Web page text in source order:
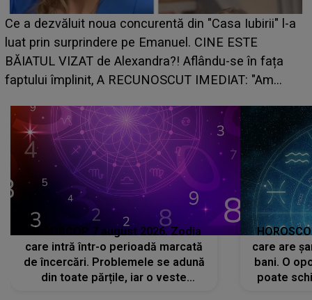
l-a
HOROSCOP de weekend, 8-9 august 2026.
care riscă să rămână fără bani. O decizie luată
grabă îi aduce pierderi semnificative și îi dă
planurile peste cap
HOROSCOP 7 august 2026. Zodia
care intră într-o perioadă marcată
de încercări. Problemele se adună
din toate părțile, iar o veste
care are
bani. O
poate